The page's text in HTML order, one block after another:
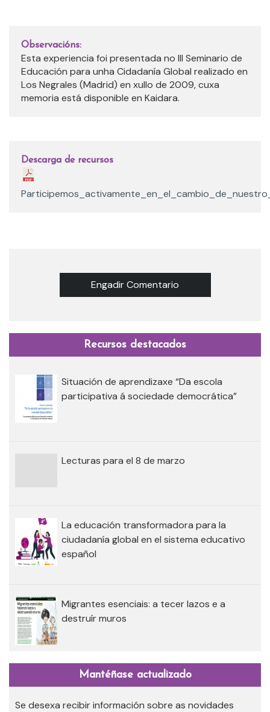
Observacións:
Esta experiencia foi presentada no III Seminario de
Educación para unha Cidadanía Global realizado en
Los Negrales (Madrid) en xullo de 2009, cuxa
memoria está disponible en Kaidara.
Descarga de recursos
Engadir Comentario
Recursos destacados
Situación de aprendizaxe “Da escola
participativa á sociedade democrática”
Lecturas para el 8 de marzo
La educación transformadora para la
ciudadanía global en el sistema educativo
español
Migrantes esenciais: a tecer lazos e a
destruír muros
Mantéñase actualizado
Se desexa recibir información sobre as novidades